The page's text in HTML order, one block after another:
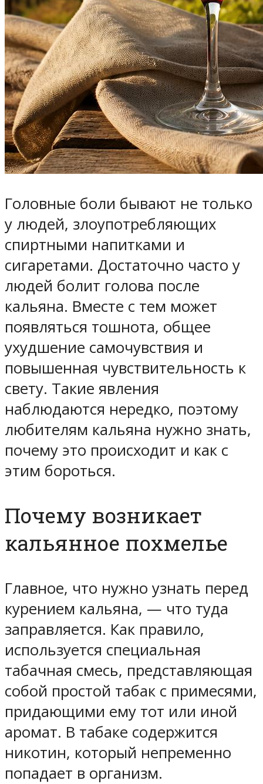
Головные боли бывают не только
у людей, злоупотребляющих
спиртными напитками и
сигаретами. Достаточно часто у
людей болит голова после
кальяна. Вместе с тем может
появляться тошнота, общее
ухудшение самочувствия и
повышенная чувствительность к
свету. Такие явления
наблюдаются нередко, поэтому
любителям кальяна нужно знать,
почему это происходит и как с
этим бороться.
Почему возникает
кальянное похмелье
Главное, что нужно узнать перед
курением кальяна, — что туда
заправляется. Как правило,
используется специальная
табачная смесь, представляющая
собой простой табак с примесями,
придающими ему тот или иной
аромат. В табаке содержится
никотин, который непременно
попадает в организм.